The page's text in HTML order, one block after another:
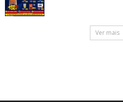
Ver mais